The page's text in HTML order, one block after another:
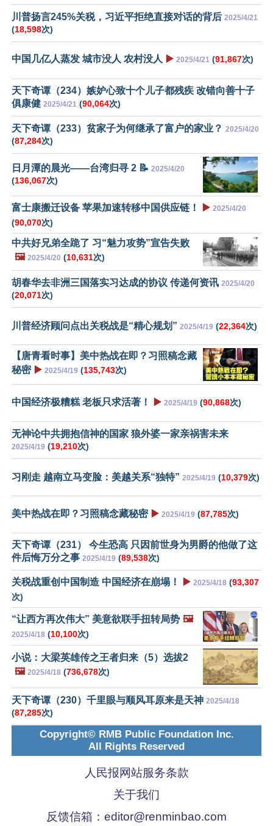
川普扬言245%关税，习近平拒绝直接对话的背后 2025/4/21
(18,598次)
中国几亿人蒸发 城市没人 农村没人 ▶️ 2025/4/21 (91,867次)
天下奇谭（234）嫉妒心致十个儿子都残疾 改错向善十子
俱康健 2025/4/21 (90,064次)
天下奇谭（233）贫家子为何继承了富户的家业？ 2025/4/20
(87,284次)
日月潭的晨光——台湾归寻 2 📝 2025/4/20
(136,067次)
富士康搬迁设备 苹果加速转移中国供应链！ ▶️ 2025/4/20
(90,070次)
中共好兄弟全跪了 习“魅力攻势”宣告失败
🖼️ 2025/4/20 (10,631次)
胡春华去非洲三国落实习达成的协议 传递何资讯 2025/4/20
(20,071次)
川普经济顾问点出关税战是“精心规划” 2025/4/19 (22,364次)
【唐青看时事】美中热战在即？习照稿念藏
秘密 ▶️ 2025/4/19 (135,743次)
中国经济极糟糕 老板只求活著！ ▶️ 2025/4/19 (90,868次)
无神论中共拥抱信神的国家 狼外婆一家亲祸害未来
2025/4/19 (19,210次)
习刚走 越南立马变脸：美越关系“独特” 2025/4/19 (10,379次)
美中热战在即？习照稿念藏秘密 ▶️ 2025/4/19 (87,785次)
天下奇谭（231） 今生恐高 只因前世身为男爵的他做了这
件后悔万分之事 2025/4/19 (89,538次)
关税战重创中国制造 中国经济在崩塌！ ▶️ 2025/4/18 (93,307
次)
“让西方再次伟大” 美意欲联手扭转局势 🖼️
2025/4/18 (10,100次)
小说：大梁英雄传之王者归来（5）选拔2
🖼️ 2025/4/18 (736,678次)
天下奇谭（230）千里眼与顺风耳原来是天神 2025/4/18
(87,285次)
Copyright© RMB Public Foundation Inc.
All Rights Reserved
人民报网站服务条款
关于我们
反馈信箱： editor@renminbao.com